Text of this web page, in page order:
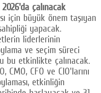
çalınacak
için büyük önem taşıyan
yapacak.
liderlerinin
ve seçim süreci
bu etkinlikte çalınacak.
CMO, CFO ve CIO'larını
etkinliğin